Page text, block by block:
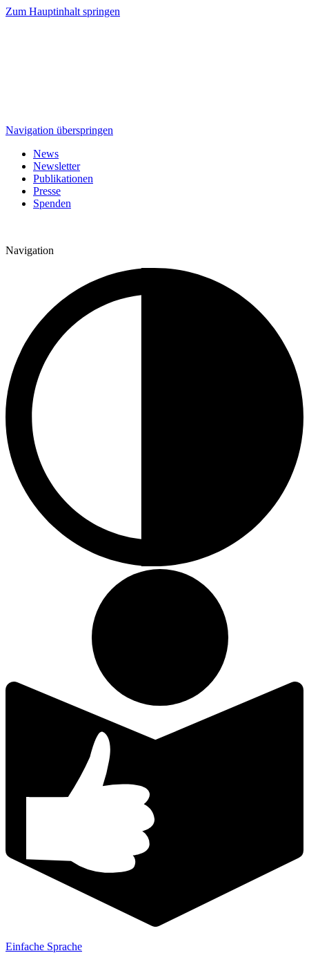
Zum Hauptinhalt springen
Navigation überspringen
News
Newsletter
Publikationen
Presse
Spenden
Navigation
Einfache Sprache